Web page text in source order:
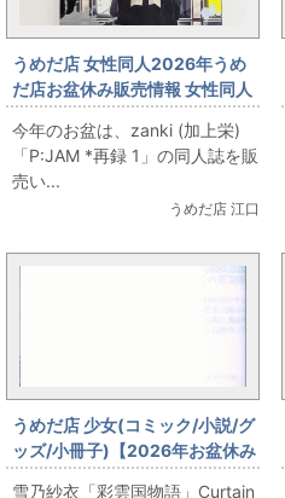
うめだ店 女性同人2026年うめ
だ店お盆休み販売情報 女性同人
誌コーナー zanki (加上栄)
「P:JAM *再録 1」をお出しま
す！
今年のお盆は、zanki (加上栄)
「P:JAM *再録 1」の同人誌を販
売い...
うめだ店 江口
うめだ店 少女(コミック/小説/グ
ッズ/小冊子)【2026年お盆休み
販売情報】当日販売 8/8（土）
雪乃紗衣「彩雲国物語」Curtain